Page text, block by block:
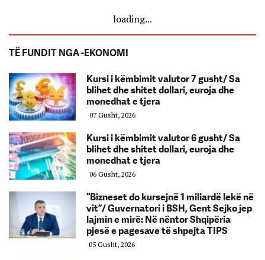
loading...
TË FUNDIT NGA -EKONOMI
Kursi i këmbimit valutor 7 gusht/ Sa
blihet dhe shitet dollari, euroja dhe
monedhat e tjera
07 Gusht, 2026
Kursi i këmbimit valutor 6 gusht/ Sa
blihet dhe shitet dollari, euroja dhe
monedhat e tjera
06 Gusht, 2026
“Bizneset do kursejnë 1 miliardë lekë në
vit”/ Guvernatori i BSH, Gent Sejko jep
lajmin e mirë: Në nëntor Shqipëria
pjesë e pagesave të shpejta TIPS
05 Gusht, 2026